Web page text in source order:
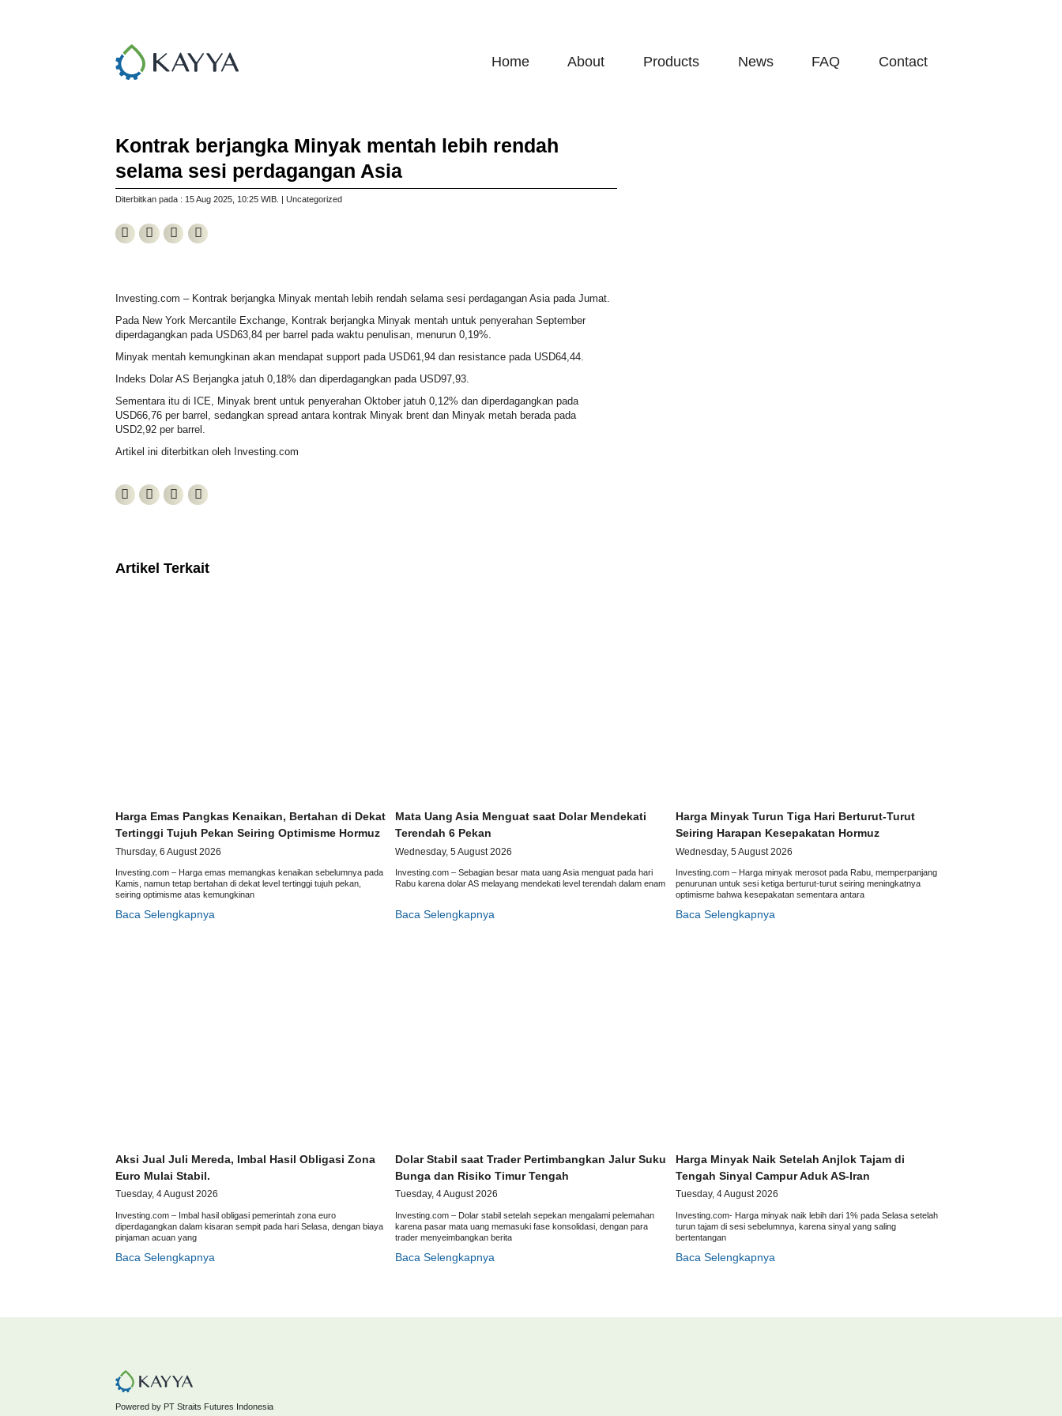
Home About Products News FAQ Contact
Kontrak berjangka Minyak mentah lebih rendah
selama sesi perdagangan Asia
Diterbitkan pada : 15 Aug 2025, 10:25 WIB. | Uncategorized
Investing.com – Kontrak berjangka Minyak mentahlebih rendah selama sesi perdagangan Asia pada Jumat.
Pada New York Mercantile Exchange, Kontrak berjangka Minyak mentahuntuk penyerahan September
diperdagangkan pada USD63,84 per barrel pada waktu penulisan, menurun 0,19%.
Minyak mentahkemungkinan akan mendapat support pada USD61,94 dan resistance pada USD64,44.
Indeks Dolar AS Berjangka jatuh 0,18% dan diperdagangkan pada USD97,93.
Sementara itu di ICE, Minyak brentuntuk penyerahan Oktober jatuh 0,12% dan diperdagangkan pada
USD66,76 per barrel, sedangkan spread antara kontrak Minyak brentdan Minyak metahberada pada
USD2,92 per barrel.
Artikel ini diterbitkan oleh Investing.com
Artikel Terkait
Harga Emas Pangkas Kenaikan, Bertahan di Dekat
Tertinggi Tujuh Pekan Seiring Optimisme Hormuz
Thursday, 6 August 2026
Investing.com – Harga emas memangkas kenaikan sebelumnya pada
Kamis, namun tetap bertahan di dekat level tertinggi tujuh pekan,
seiring optimisme atas kemungkinan
Baca Selengkapnya
Mata Uang Asia Menguat saat Dolar Mendekati
Terendah 6 Pekan
Wednesday, 5 August 2026
Investing.com – Sebagian besar mata uang Asia menguat pada hari
Rabu karena dolar AS melayang mendekati level terendah dalam enam
Baca Selengkapnya
Harga Minyak Turun Tiga Hari Berturut-Turut
Seiring Harapan Kesepakatan Hormuz
Wednesday, 5 August 2026
Investing.com – Harga minyak merosot pada Rabu, memperpanjang
penurunan untuk sesi ketiga berturut-turut seiring meningkatnya
optimisme bahwa kesepakatan sementara antara
Baca Selengkapnya
Aksi Jual Juli Mereda, Imbal Hasil Obligasi Zona
Euro Mulai Stabil.
Tuesday, 4 August 2026
Investing.com – Imbal hasil obligasi pemerintah zona euro
diperdagangkan dalam kisaran sempit pada hari Selasa, dengan biaya
pinjaman acuan yang
Baca Selengkapnya
Dolar Stabil saat Trader Pertimbangkan Jalur Suku
Bunga dan Risiko Timur Tengah
Tuesday, 4 August 2026
Investing.com – Dolar stabil setelah sepekan mengalami pelemahan
karena pasar mata uang memasuki fase konsolidasi, dengan para
trader menyeimbangkan berita
Baca Selengkapnya
Harga Minyak Naik Setelah Anjlok Tajam di
Tengah Sinyal Campur Aduk AS-Iran
Tuesday, 4 August 2026
Investing.com- Harga minyak naik lebih dari 1% pada Selasa setelah
turun tajam di sesi sebelumnya, karena sinyal yang saling
bertentangan
Baca Selengkapnya
Powered by PT Straits Futures Indonesia